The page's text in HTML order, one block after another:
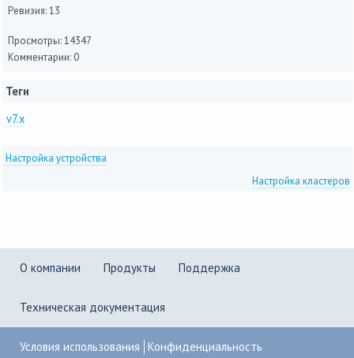
Ревизия: 13
Просмотры: 14347
Комментарии: 0
Теги
v7.x
Настройка устройства
Настройка кластеров
О компании Продукты Поддержка
Техническая документация
Условия использования Конфиденциальность